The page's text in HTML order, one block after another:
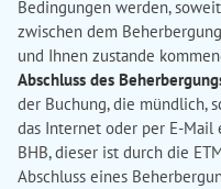
Bedingungen werden,
zwischen dem
und Ihnen zustande
Abschluss des
der Buchung, die mündlich,
das Internet oder per E-Mail
BHB, dieser ist durch die
Abschluss eines